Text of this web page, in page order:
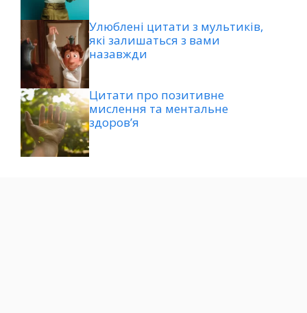
Улюблені цитати з мультиків,
які залишаться з вами
назавжди
Цитати про позитивне
мислення та ментальне
здоров’я